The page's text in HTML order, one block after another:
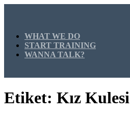
WHAT WE DO
START TRAINING
WANNA TALK?
Etiket: Kız Kulesi